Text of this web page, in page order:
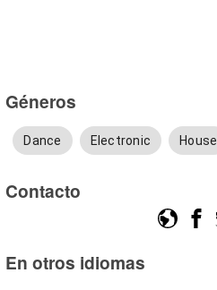
Géneros
Dance Electronic House
Contacto
En otros idiomas